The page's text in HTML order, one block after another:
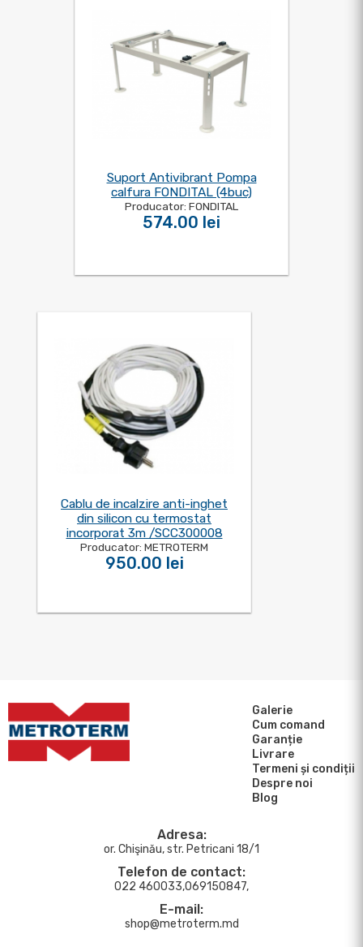
Suport Antivibrant Pompa
calfura FONDITAL (4buc)
Producator: FONDITAL
574.00 lei
Cablu de incalzire anti-inghet
din silicon cu termostat
incorporat 3m /SCC300008
Producator: METROTERM
950.00 lei
Galerie
Cum comand
Garanție
Livrare
Termeni și condiții
Despre noi
Blog
Adresa:
or. Chişinău, str. Petricani 18/1
Telefon de contact:
022 460033,069150847,
E-mail:
shop@metroterm.md